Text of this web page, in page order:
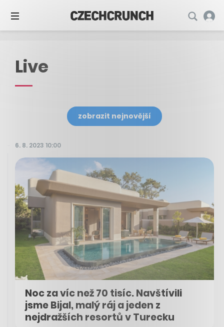
Live
zobrazit nejnovější
6. 8. 2023 10:00
Noc za víc než 70 tisíc. Navštívili
jsme Bijal, malý ráj a jeden z
nejdražších resortů v Turecku